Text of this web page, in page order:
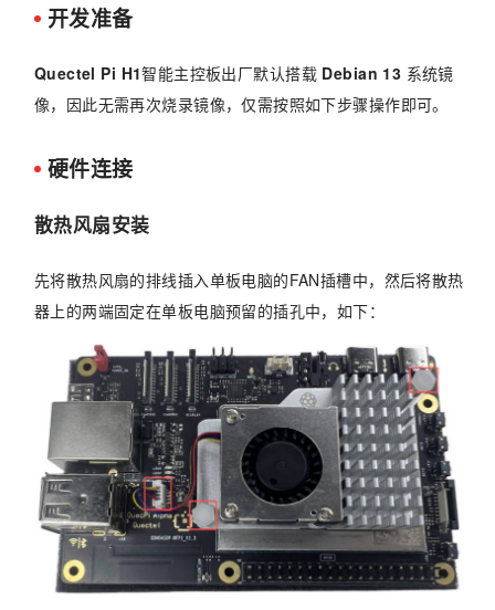
开发准备
Quectel Pi H1智能主控板出厂默认搭载 Debian 13 系统镜
像，因此无需再次烧录镜像，仅需按照如下步骤操作即可。
硬件连接
散热风扇安装
先将散热风扇的排线插入单板电脑的FAN插槽中，然后将散热
器上的两端固定在单板电脑预留的插孔中，如下：